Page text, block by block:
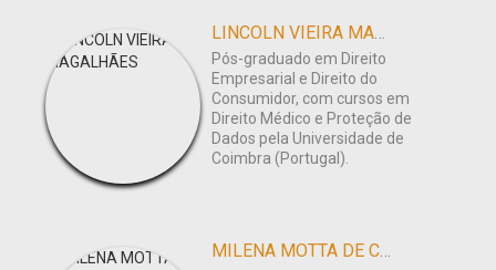
LINCOLN VIEIRA MAGALHÃES
Pós-graduado em Direito
Empresarial e Direito do
Consumidor, com cursos em
Direito Médico e Proteção de
Dados pela Universidade de
Coimbra (Portugal).
MILENA MOTTA DE CARVALHO